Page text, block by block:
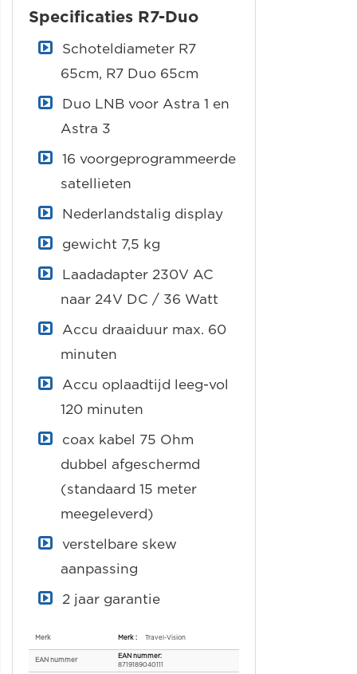
Specificaties R7-Duo
Schoteldiameter R7
65cm, R7 Duo 65cm
Duo LNB voor Astra 1 en
Astra 3
16 voorgeprogrammeerde
satellieten
Nederlandstalig display
gewicht 7,5 kg
Laadadapter 230V AC
naar 24V DC / 36 Watt
Accu draaiduur max. 60
minuten
Accu oplaadtijd leeg-vol
120 minuten
coax kabel 75 Ohm
dubbel afgeschermd
(standaard 15 meter
meegeleverd)
verstelbare skew
aanpassing
2 jaar garantie
Merk
Travel-Vision
EAN nummer
8719189040111